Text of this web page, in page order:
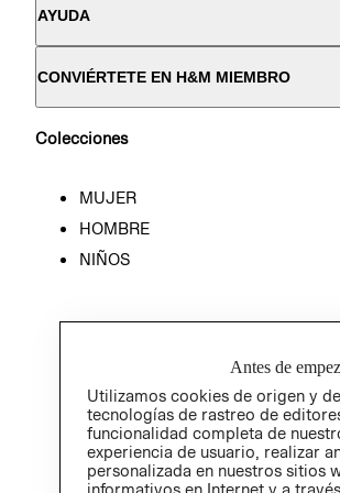
AYUDA
CONVIÉRTETE EN H&M MIEMBRO
Colecciones
MUJER
HOMBRE
NIÑOS
Antes de
Utilizamos cookies de origen y
tecnologías de rastreo de
funcionalidad completa de
experiencia de usuario, realizar
personalizada en nuestros sitios
informativos en Internet y a